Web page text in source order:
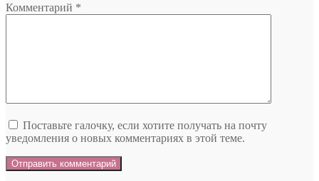
Комментарий *
Поставьте галочку, если хотите получать на почту
уведомления о новых комментариях в этой теме.